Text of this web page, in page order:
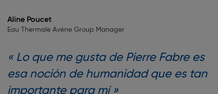
Aline Poucet
Eau Thermale Avène Group Manager
Lo que me gusta de Pierre Fabre es
esa noción de humanidad que es tan
importante para mí